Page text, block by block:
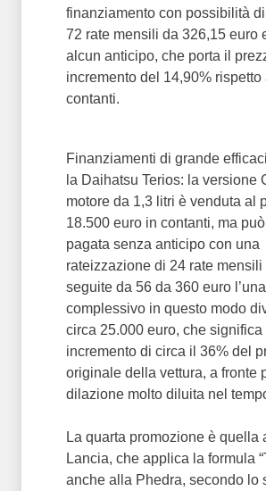
finanziamento con possibilità
72 rate mensili da 326,15 euro
alcun anticipo, che porta il
incremento del 14,90% rispetto
contanti.
Finanziamenti di grande
la Daihatsu Terios: la versione
motore da 1,3 litri è venduta al
18.500 euro in contanti, ma
pagata senza anticipo con una
rateizzazione di 24 rate
seguite da 56 da 360 euro
complessivo in questo modo
circa 25.000 euro, che significa
incremento di circa il 36% del
originale della vettura, a fronte
dilazione molto diluita nel
La quarta promozione è quella
Lancia, che applica la formula
anche alla Phedra, secondo lo